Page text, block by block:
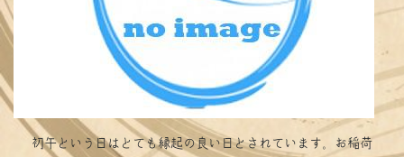
初午という日はとても縁起の良い日とされています。お稲荷